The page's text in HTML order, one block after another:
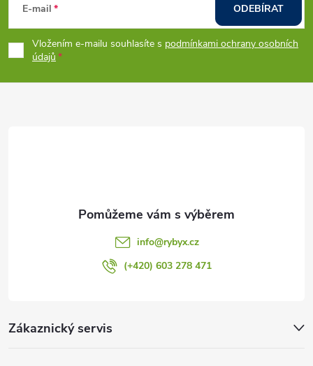
p
a
E-mail
Vložením e-mailu souhlasíte s podmínkami ochrany osobních
údajů
ODEBÍRAT
Zákaznický servis
info@rybyx.cz
(+420) 603 278 471